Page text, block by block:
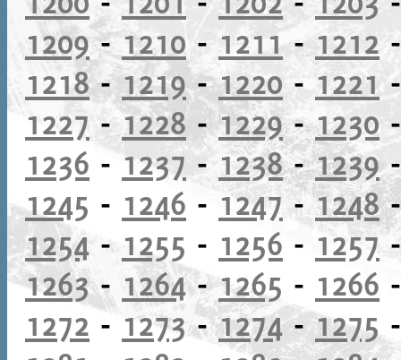
1209-1210 - 1211-1212
1218-1219-1220 -1221
1227 -1228-1229-1230
1236 -1237 -1238-1239
1245 - 1246 - 1247-1248
1254- 1255 - 1256 - 1257
1263- 1264-1265 - 1266
1272 - 1273-1274-1275